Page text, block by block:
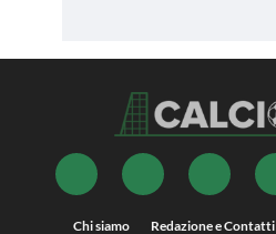
Chi siamo Redazione e Contatti